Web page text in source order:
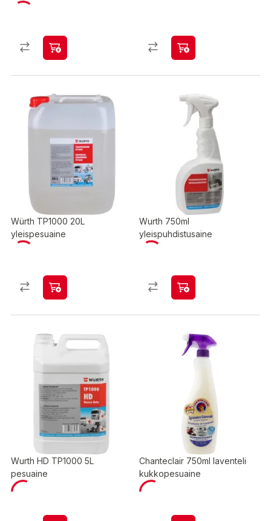
Würth TP1000 20L
yleispesuaine
Wurth 750ml
yleispuhdistusaine
Wurth HD TP1000 5L
pesuaine
Chanteclair 750ml laventeli
kukkopesuaine